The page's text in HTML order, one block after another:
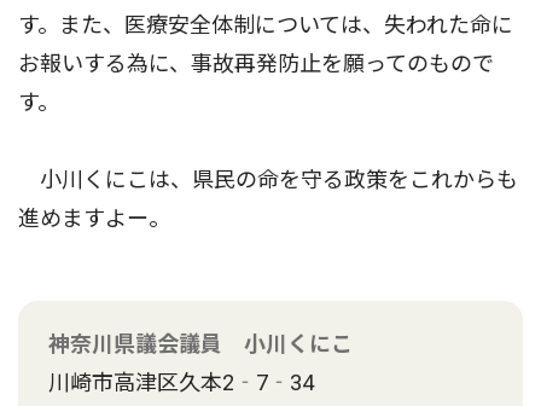
す。また、医療安全体制については、失われた命に
お報いする為に、事故再発防止を願ってのもので
す。
小川くにこは、県民の命を守る政策をこれからも
進めますよー。
神奈川県議会議員 小川くにこ
川崎市高津区久本2‐7‐34